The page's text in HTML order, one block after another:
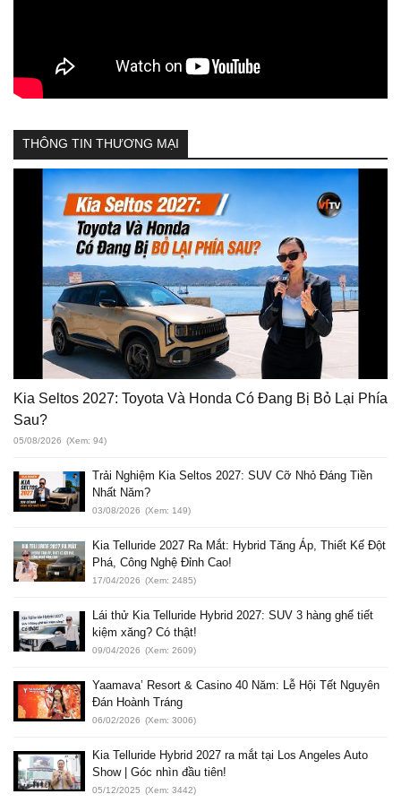
THÔNG TIN THƯƠNG MẠI
Kia Seltos 2027: Toyota Và Honda Có Đang Bị Bỏ Lại Phía
Sau?
05/08/2026 (Xem: 94)
Trải Nghiệm Kia Seltos 2027: SUV Cỡ Nhỏ Đáng Tiền
Nhất Năm?
03/08/2026 (Xem: 149)
Kia Telluride 2027 Ra Mắt: Hybrid Tăng Áp, Thiết Kế Đột
Phá, Công Nghệ Đỉnh Cao!
17/04/2026 (Xem: 2485)
Lái thử Kia Telluride Hybrid 2027: SUV 3 hàng ghế tiết
kiệm xăng? Có thật!
09/04/2026 (Xem: 2609)
Yaamava’ Resort & Casino 40 Năm: Lễ Hội Tết Nguyên
Đán Hoành Tráng
06/02/2026 (Xem: 3006)
Kia Telluride Hybrid 2027 ra mắt tại Los Angeles Auto
Show | Góc nhìn đầu tiên!
05/12/2025 (Xem: 3442)